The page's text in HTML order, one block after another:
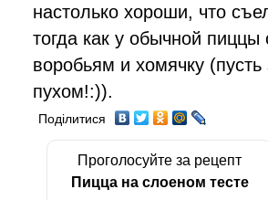
настолько хороши, что
тогда как у обычной пиццы
воробьям и хомячку
пухом!:)).
Поділитися
Проголосуйте за рецепт
Пицца на слоеном тесте